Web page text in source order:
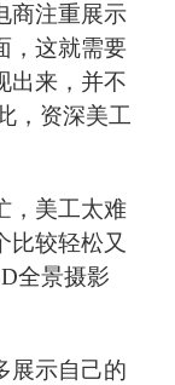
商注重展示
，这就需要
出来，并不
，资深美工
，美工太难
比较轻松又
全景摄影
展示自己的